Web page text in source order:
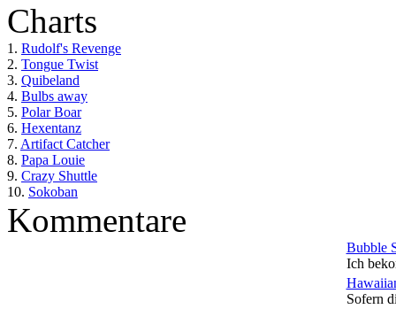
Charts
1. Rudolf's Revenge
2. Tongue Twist
3. Quibeland
4. Bulbs away
5. Polar Boar
6. Hexentanz
7. Artifact Catcher
8. Papa Louie
9. Crazy Shuttle
10. Sokoban
Kommentare
Bubble
Ich
Sofern